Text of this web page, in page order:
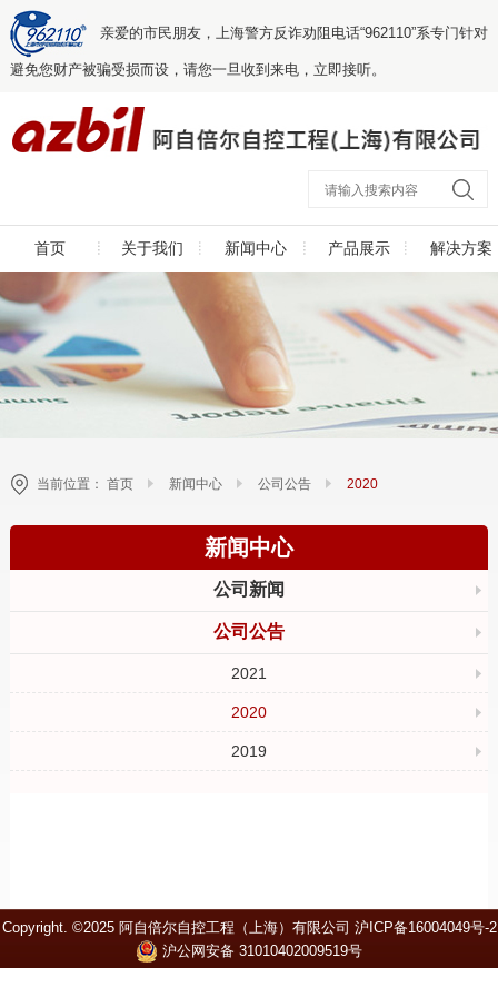
亲爱的市民朋友，上海警方反诈劝阻电话“962110”系专门针对
避免您财产被骗受损而设，请您一旦收到来电，立即接听。
首页 关于我们 新闻中心 产品展示 解决方案
当前位置： 首页 新闻中心 公司公告 2020
新闻中心
公司新闻
公司公告
2021
2020
2019
Copyright. ©2025 阿自倍尔自控工程（上海）有限公司 沪ICP备16004049号-2
沪公网安备 31010402009519号